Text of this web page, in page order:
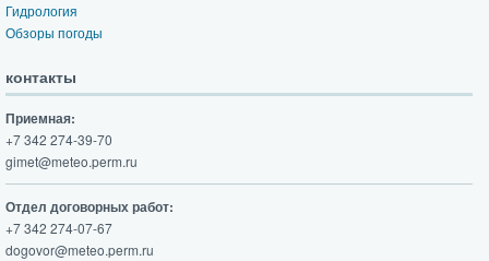
Гидрология
Обзоры погоды
контакты
Приемная:
+7 342 274-39-70
gimet@meteo.perm.ru
Отдел договорных работ:
+7 342 274-07-67
dogovor@meteo.perm.ru